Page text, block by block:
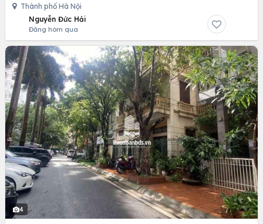
Thành phố Hà Nội
Nguyễn Đức Hải
Đăng hôm qua
4